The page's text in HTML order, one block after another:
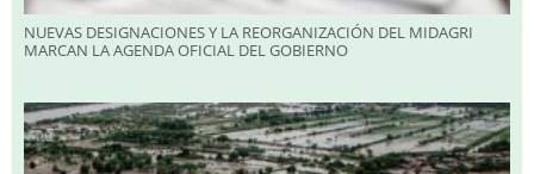
NUEVAS DESIGNACIONES Y LA REORGANIZACIÓN DEL MIDAGRI
MARCAN LA AGENDA OFICIAL DEL GOBIERNO